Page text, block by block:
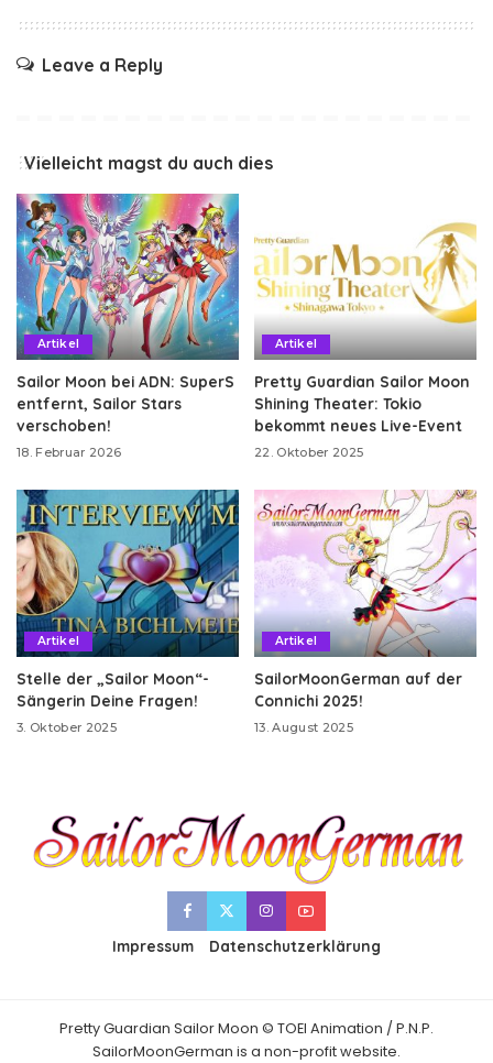
Leave a Reply
Vielleicht magst du auch dies
Artikel
Sailor Moon bei ADN: SuperS
entfernt, Sailor Stars
verschoben!
18. Februar 2026
Artikel
Pretty Guardian Sailor Moon
Shining Theater: Tokio
bekommt neues Live-Event
22. Oktober 2025
Artikel
Stelle der „Sailor Moon“-
Sängerin Deine Fragen!
3. Oktober 2025
Artikel
SailorMoonGerman auf der
Connichi 2025!
13. August 2025
Impressum Datenschutzerklärung
Pretty Guardian Sailor Moon © TOEI Animation / P.N.P.
SailorMoonGerman is a non-profit website.